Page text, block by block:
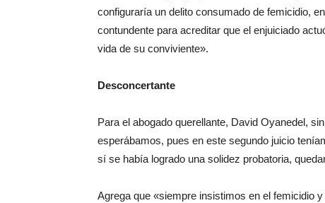
configuraría un delito consumado de femicidio,
contundente para acreditar que el enjuiciado
vida de su conviviente».
Desconcertante
Para el abogado querellante, David Oyanedel,
esperábamos, pues en este segundo juicio
sí se había logrado una solidez probatoria,
Agrega que «siempre insistimos en el femicidio